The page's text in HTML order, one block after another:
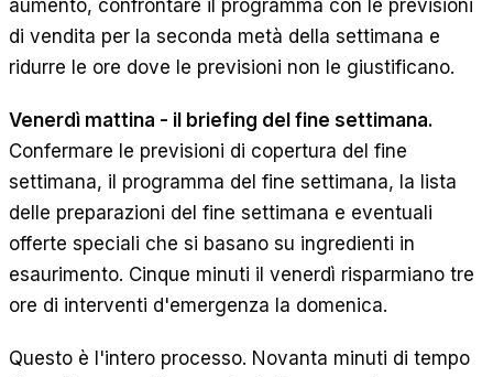
aumento, confrontare il programma con le previsioni
di vendita per la seconda metà della settimana e
ridurre le ore dove le previsioni non le giustificano.
Venerdì mattina - il briefing del fine settimana.
Confermare le previsioni di copertura del fine
settimana, il programma del fine settimana, la lista
delle preparazioni del fine settimana e eventuali
offerte speciali che si basano su ingredienti in
esaurimento. Cinque minuti il venerdì risparmiano tre
ore di interventi d'emergenza la domenica.
Questo è l'intero processo. Novanta minuti di tempo